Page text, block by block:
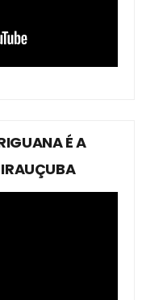
É A